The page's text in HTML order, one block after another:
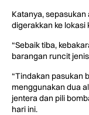
Katanya,
digerakkan ke lokasi
“Sebaik tiba,
barangan runcit
“Tindakan pasukan
menggunakan dua
jentera dan pili
hari ini.